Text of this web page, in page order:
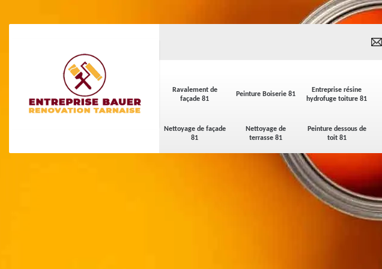
Ravalement de
façade 81
Peinture Boiserie 81
Entreprise résine
hydrofuge toiture 81
Nettoyage de façade
81
Nettoyage de
terrasse 81
Peinture dessous de
toit 81